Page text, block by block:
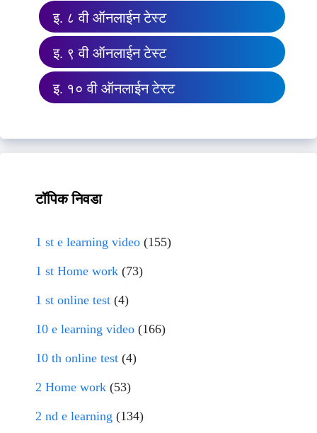
इ. ८ वी ऑनलाईन टेस्ट
इ. ९ वी ऑनलाईन टेस्ट
इ. १० वी ऑनलाईन टेस्ट
टॉपिक निवडा
1 st e learning video (155)
1 st Home work (73)
1 st online test (4)
10 e learning video (166)
10 th online test (4)
2 Home work (53)
2 nd e learning (134)